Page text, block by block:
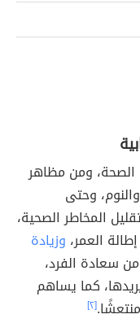
الصحة، ومن مظاهر
وحتى
المخاطر الصحية،
العمر، وزيادة
سعادة الفرد،
كما يساهم
[٢]